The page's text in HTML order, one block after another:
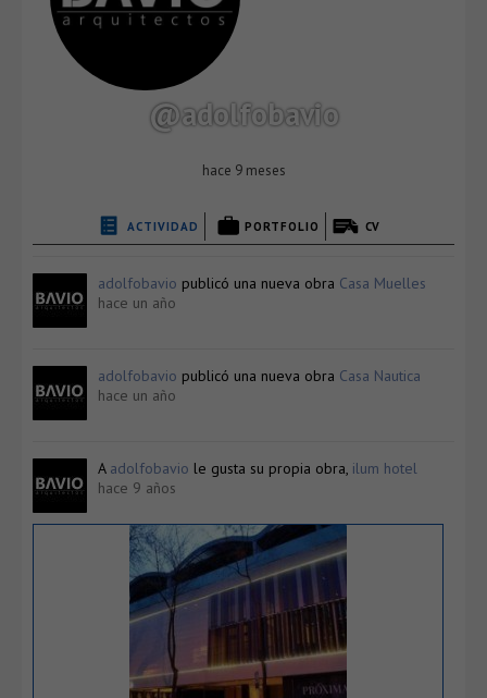
@adolfobavio
hace 9 meses
ACTIVIDAD PORTFOLIO CV
adolfobavio publicó una nueva obra Casa Muelles
hace un año
adolfobavio publicó una nueva obra Casa Nautica
hace un año
A adolfobavio le gusta su propia obra, ilum hotel
hace 9 años